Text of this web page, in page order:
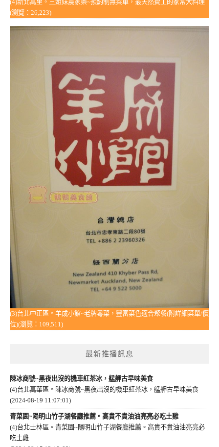
(4)新北萬里。三姐妹農家樂~預約制無菜單，最天然費工的家常大料理
(瀏覽：26,223)
(3)台北中正區。羊成小館~老牌粵菜，豐富菜色適合聚餐(附詳細菜單/價
位)(瀏覽：109,511)
最新推播訊息
陳冰商號~黑夜出沒的機車紅茶冰，艋舺古早味美食
(4)台北萬華區。陳冰商號~黑夜出沒的機車紅茶冰，艋舺古早味美食
(2024-08-19 11:07:01)
青菜園~陽明山竹子湖餐廳推薦。高貴不貴油油亮亮必吃土雞
(4)台北士林區。青菜園~陽明山竹子湖餐廳推薦。高貴不貴油油亮亮必
吃土雞